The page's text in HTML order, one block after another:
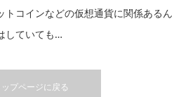
トコインなどの仮想通貨に関係あるん
していても…
ップページに戻る